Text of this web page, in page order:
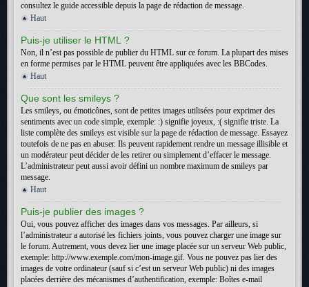
consultez le guide accessible depuis la page de rédaction de message.
Haut
Puis-je utiliser le HTML ?
Non, il n’est pas possible de publier du HTML sur ce forum. La plupart des mises
en forme permises par le HTML peuvent être appliquées avec les BBCodes.
Haut
Que sont les smileys ?
Les smileys, ou émoticônes, sont de petites images utilisées pour exprimer des
sentiments avec un code simple, exemple: :) signifie joyeux, :( signifie triste. La
liste complète des smileys est visible sur la page de rédaction de message. Essayez
toutefois de ne pas en abuser. Ils peuvent rapidement rendre un message illisible et
un modérateur peut décider de les retirer ou simplement d’effacer le message.
L’administrateur peut aussi avoir défini un nombre maximum de smileys par
message.
Haut
Puis-je publier des images ?
Oui, vous pouvez afficher des images dans vos messages. Par ailleurs, si
l’administrateur a autorisé les fichiers joints, vous pouvez charger une image sur
le forum. Autrement, vous devez lier une image placée sur un serveur Web public,
exemple: http://www.exemple.com/mon-image.gif. Vous ne pouvez pas lier des
images de votre ordinateur (sauf si c’est un serveur Web public) ni des images
placées derrière des mécanismes d’authentification, exemple: Boîtes e-mail